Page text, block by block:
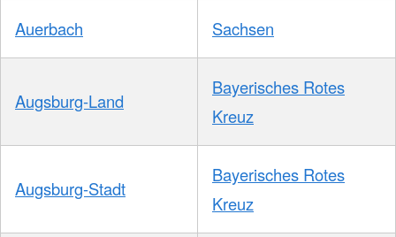
Auerbach Sachsen
Augsburg-Land
Bayerisches Rotes
Kreuz
Augsburg-Stadt
Bayerisches Rotes
Kreuz